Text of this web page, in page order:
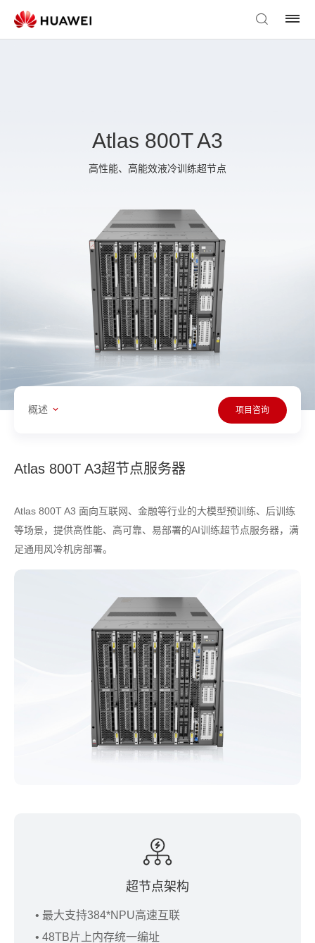
Atlas 800T A3
高性能、高能效液冷训练超节点
概述 项目咨询
Atlas 800T A3超节点服务器
Atlas 800T A3 面向互联网、金融等行业的大模型预训练、后训练
等场景，提供高性能、高可靠、易部署的AI训练超节点服务器，满
足通用风冷机房部署。
超节点架构
• 最大支持384*NPU高速互联
• 48TB片上内存统一编址